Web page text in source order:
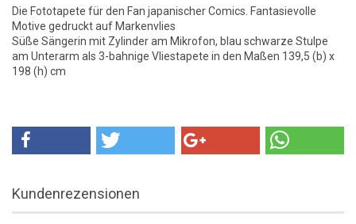
Die Fototapete für den Fan japanischer Comics. Fantasievolle
Motive gedruckt auf Markenvlies
Süße Sängerin mit Zylinder am Mikrofon, blau schwarze Stulpe
am Unterarm als 3-bahnige Vliestapete in den Maßen 139,5 (b) x
198 (h) cm
Kundenrezensionen